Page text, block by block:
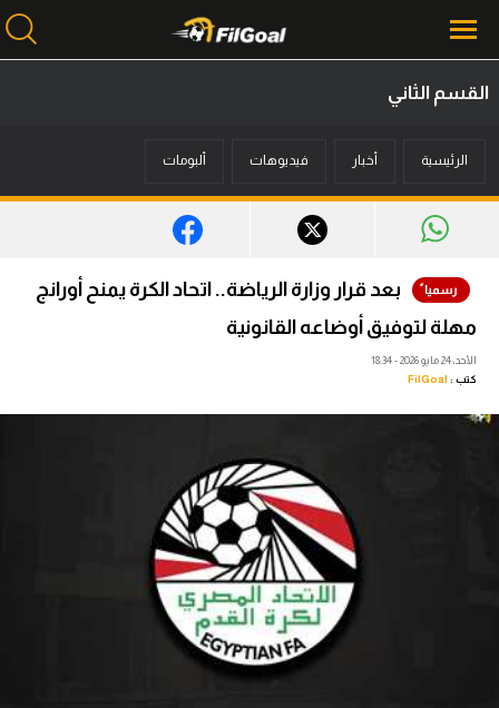
أخبار
ميركاتو
فانتازي في الجول
القسم الثاني
الرئيسية أخبار فيديوهات ألبومات
بعد قرار وزارة الرياضة.. اتحاد الكرة يمنح أورانج
مهلة لتوفيق أوضاعه القانونية
الأحد، 24 مايو 2026 - 18:34
كتب : FilGoal